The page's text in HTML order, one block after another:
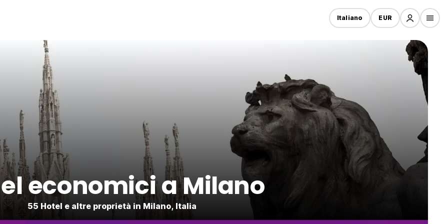
Italiano EUR
economici a Milano
55 Hotel e altre proprietà in Milano, Italia